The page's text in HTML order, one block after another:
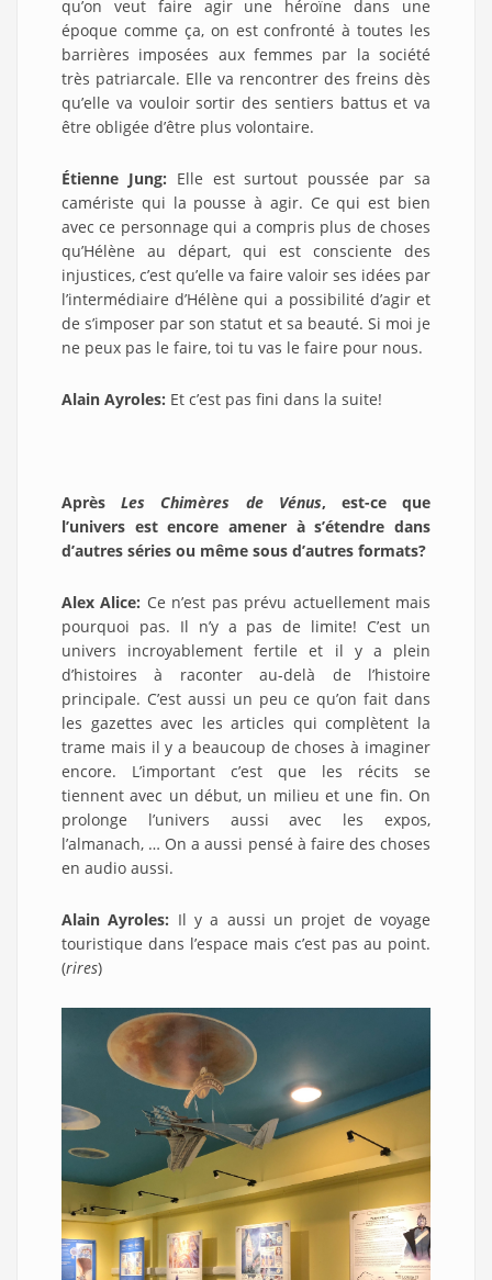
qu’on veut faire agir une héroïne dans une
époque comme ça, on est confronté à toutes les
barrières imposées aux femmes par la société
très patriarcale. Elle va rencontrer des freins dès
qu’elle va vouloir sortir des sentiers battus et va
être obligée d’être plus volontaire.
Étienne Jung: Elle est surtout poussée par sa
camériste qui la pousse à agir. Ce qui est bien
avec ce personnage qui a compris plus de choses
qu’Hélène au départ, qui est consciente des
injustices, c’est qu’elle va faire valoir ses idées par
l’intermédiaire d’Hélène qui a possibilité d’agir et
de s’imposer par son statut et sa beauté. Si moi je
ne peux pas le faire, toi tu vas le faire pour nous.
Alain Ayroles: Et c’est pas fini dans la suite!
AprèsLes Chimères de Vénus, est-ce que
l’univers est encore amener à s’étendre dans
d’autres séries ou même sous d’autres formats?
Alex Alice: Ce n’est pas prévu actuellement mais
pourquoi pas. Il n’y a pas de limite! C’est un
univers incroyablement fertile et il y a plein
d’histoires à raconter au-delà de l’histoire
principale. C’est aussi un peu ce qu’on fait dans
les gazettes avec les articles qui complètent la
trame mais il y a beaucoup de choses à imaginer
encore. L’important c’est que les récits se
tiennent avec un début, un milieu et une fin. On
prolonge l’univers aussi avec les expos,
l’almanach, … On a aussi pensé à faire des choses
en audio aussi.
Alain Ayroles: Il y a aussi un projet de voyage
touristique dans l’espace mais c’est pas au point.
(rires)